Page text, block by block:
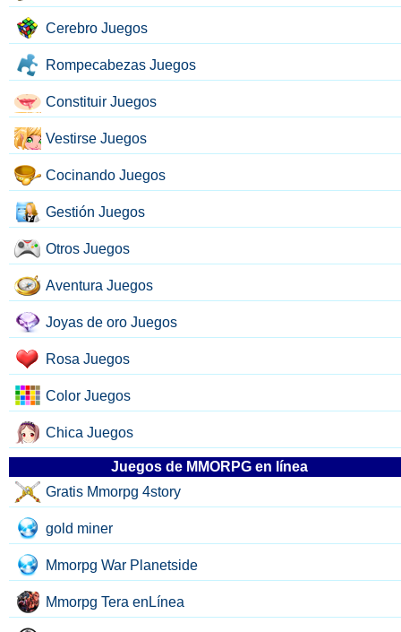
Cerebro Juegos
Rompecabezas Juegos
Constituir Juegos
Vestirse Juegos
Cocinando Juegos
Gestión Juegos
Otros Juegos
Aventura Juegos
Joyas de oro Juegos
Rosa Juegos
Color Juegos
Chica Juegos
Juegos de MMORPG en línea
Gratis Mmorpg 4story
gold miner
Mmorpg War Planetside
Mmorpg Tera enLínea